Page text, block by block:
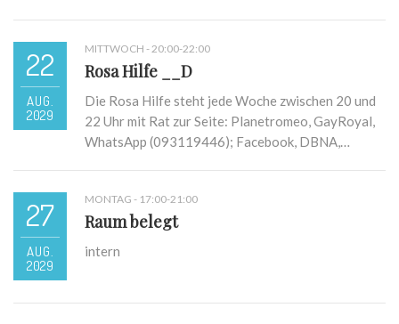
22
AUG.
2029
MITTWOCH - 20:00-22:00
Rosa Hilfe __D
Die Rosa Hilfe steht jede Woche zwischen 20 und
22 Uhr mit Rat zur Seite: Planetromeo, GayRoyal,
WhatsApp (093119446); Facebook, DBNA,…
27
AUG.
2029
MONTAG - 17:00-21:00
Raum belegt
intern